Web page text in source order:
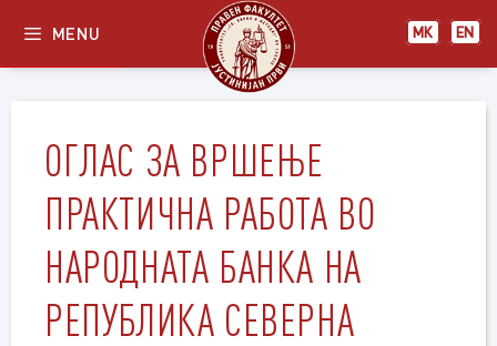
content
МК EN
MENU
ОГЛАС ЗА ВРШЕЊЕ
ПРАКТИЧНА РАБОТА ВО
НАРОДНАТА БАНКА НА
РЕПУБЛИКА СЕВЕРНА